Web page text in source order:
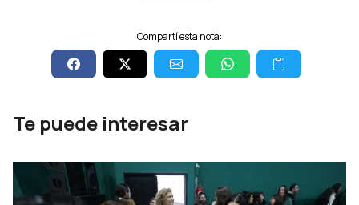
Compartí esta nota:
Te puede interesar